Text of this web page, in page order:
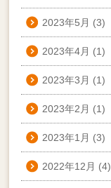
2023年5月 (3)
2023年4月 (1)
2023年3月 (1)
2023年2月 (1)
2023年1月 (3)
2022年12月 (4)